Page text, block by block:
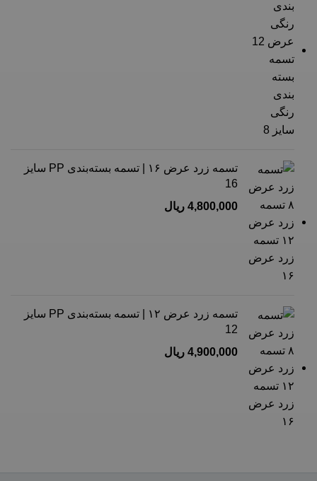
تسمه زرد عرض ۱۶ | تسمه بسته‌بندی PP سایز
16
4,800,000 ریال
تسمه زرد عرض ۱۲ | تسمه بسته‌بندی PP سایز
12
4,900,000 ریال